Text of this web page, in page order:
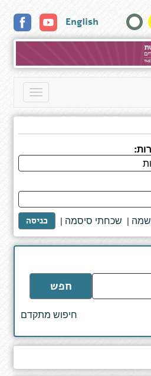
English
Toggle
כניסה | שכחתי סיסמה |
חפש
חיפוש מתקדם